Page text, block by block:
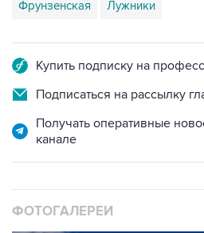
Подписаться на рассылку
Получать оперативные